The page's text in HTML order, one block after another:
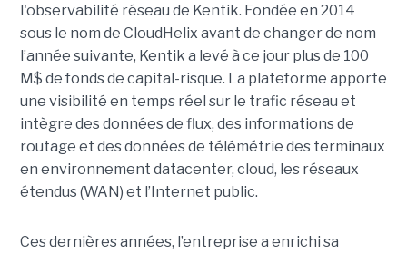
l'observabilité réseau de Kentik. Fondée en 2014
sous le nom de CloudHelix avant de changer de nom
l’année suivante, Kentik a levé à ce jour plus de 100
M$ de fonds de capital-risque. La plateforme apporte
une visibilité en temps réel sur le trafic réseau et
intègre des données de flux, des informations de
routage et des données de télémétrie des terminaux
en environnement datacenter, cloud, les réseaux
étendus (WAN) et l’Internet public.
Ces dernières années, l’entreprise a enrichi sa